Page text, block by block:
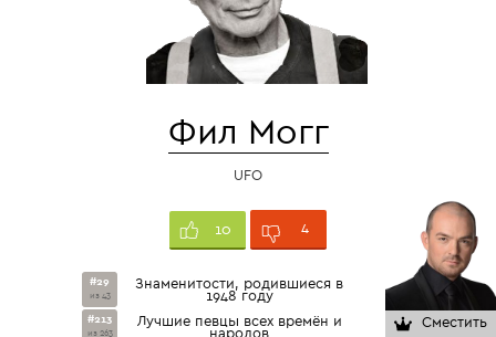
Фил Могг
UFO
10 4
#29
из 43
Знаменитости, родившиеся в
1948 году
#213
из 263
Лучшие певцы всех времён и
народов
Сместить